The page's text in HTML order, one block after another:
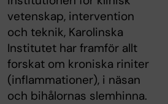
vetenskap, intervention
och teknik, Karolinska
Institutet har framför allt
forskat om kroniska riniter
(inflammationer), i näsan
och bihålornas slemhinna.